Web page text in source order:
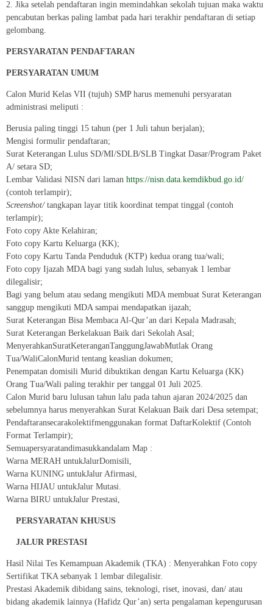
2. Jika setelah pendaftaran ingin memindahkan sekolah tujuan maka waktu
pencabutan berkas paling lambat pada hari terakhir pendaftaran di setiap
gelombang.
PERSYARATAN PENDAFTARAN
PERSYARATAN UMUM
Calon Murid Kelas VII (tujuh) SMP harus memenuhi persyaratan
administrasi meliputi :
Berusia paling tinggi 15 tahun (per 1 Juli tahun berjalan);
Mengisi formulir pendaftaran;
Surat Keterangan Lulus SD/MI/SDLB/SLB Tingkat Dasar/Program Paket
A/ setara SD;
Lembar Validasi NISN dari laman https://nisn.data.kemdikbud.go.id/
(contoh terlampir);
Screenshot/ tangkapan layar titik koordinat tempat tinggal (contoh
terlampir);
Foto copy Akte Kelahiran;
Foto copy Kartu Keluarga (KK);
Foto copy Kartu Tanda Penduduk (KTP) kedua orang tua/wali;
Foto copy Ijazah MDA bagi yang sudah lulus, sebanyak 1 lembar
dilegalisir;
Bagi yang belum atau sedang mengikuti MDA membuat Surat Keterangan
sanggup mengikuti MDA sampai mendapatkan ijazah;
Surat Keterangan Bisa Membaca Al-Qur’an dari Kepala Madrasah;
Surat Keterangan Berkelakuan Baik dari Sekolah Asal;
MenyerahkanSuratKeteranganTanggungJawabMutlak Orang
Tua/WaliCalonMurid tentang keaslian dokumen;
Penempatan domisili Murid dibuktikan dengan Kartu Keluarga (KK)
Orang Tua/Wali paling terakhir per tanggal 01 Juli 2025.
Calon Murid baru lulusan tahun lalu pada tahun ajaran 2024/2025 dan
sebelumnya harus menyerahkan Surat Kelakuan Baik dari Desa setempat;
Pendaftaransecarakolektifmenggunakan format DaftarKolektif (Contoh
Format Terlampir);
Semuapersyaratandimasukkandalam Map :
Warna MERAH untukJalurDomisili,
Warna KUNING untukJalur Afirmasi,
Warna HIJAU untukJalur Mutasi.
Warna BIRU untukJalur Prestasi,
PERSYARATAN KHUSUS
JALUR PRESTASI
Hasil Nilai Tes Kemampuan Akademik (TKA) : Menyerahkan Foto copy
Sertifikat TKA sebanyak 1 lembar dilegalisir.
Prestasi Akademik dibidang sains, teknologi, riset, inovasi, dan/ atau
bidang akademik lainnya (Hafidz Qur’an) serta pengalaman kepengurusan